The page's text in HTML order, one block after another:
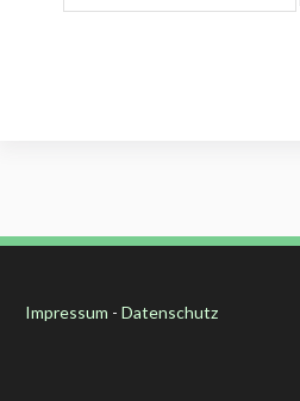
Impressum - Datenschutz